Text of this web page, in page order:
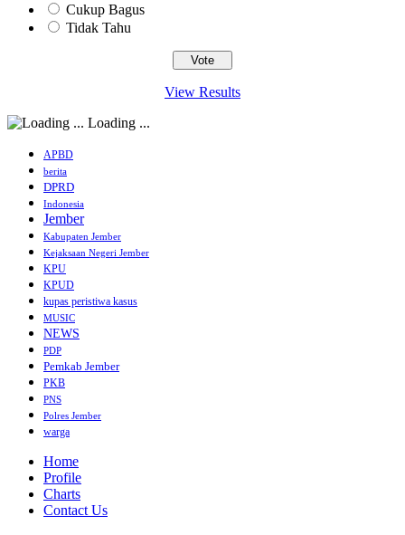
Cukup Bagus
Tidak Tahu
View Results
Loading ...
APBD
berita
DPRD
Indonesia
Jember
Kabupaten Jember
Kejaksaan Negeri Jember
KPU
KPUD
kupas peristiwa kasus
MUSIC
NEWS
PDP
Pemkab Jember
PKB
PNS
Polres Jember
warga
Home
Profile
Charts
Contact Us